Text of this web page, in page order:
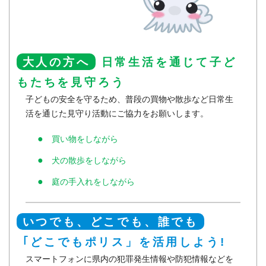
大人の方へ
日常生活を通じて子ど
もたちを見守ろう
子どもの安全を守るため、普段の買物や散歩など日常生
活を通じた見守り活動にご協力をお願いします。
買い物をしながら
犬の散歩をしながら
庭の手入れをしながら
いつでも、どこでも、誰でも
｢どこでもポリス」を活用しよう!
スマートフォンに県内の犯罪発生情報や防犯情報などを